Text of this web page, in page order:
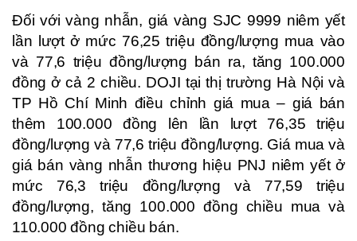
Đối với vàng nhẫn, giá vàng SJC 9999 niêm yết
lần lượt ở mức 76,25 triệu đồng/lượng mua vào
và 77,6 triệu đồng/lượng bán ra, tăng 100.000
đồng ở cả 2 chiều. DOJI tại thị trường Hà Nội và
TP Hồ Chí Minh điều chỉnh giá mua – giá bán
thêm 100.000 đồng lên lần lượt 76,35 triệu
đồng/lượng và 77,6 triệu đồng/lượng. Giá mua và
giá bán vàng nhẫn thương hiệu PNJ niêm yết ở
mức 76,3 triệu đồng/lượng và 77,59 triệu
đồng/lượng, tăng 100.000 đồng chiều mua và
110.000 đồng chiều bán.